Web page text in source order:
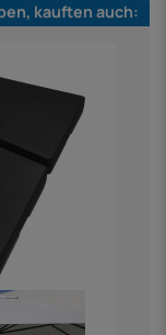
kauften auch: